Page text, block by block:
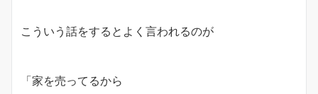
こういう話をするとよく言われるのが
「家を売ってるから